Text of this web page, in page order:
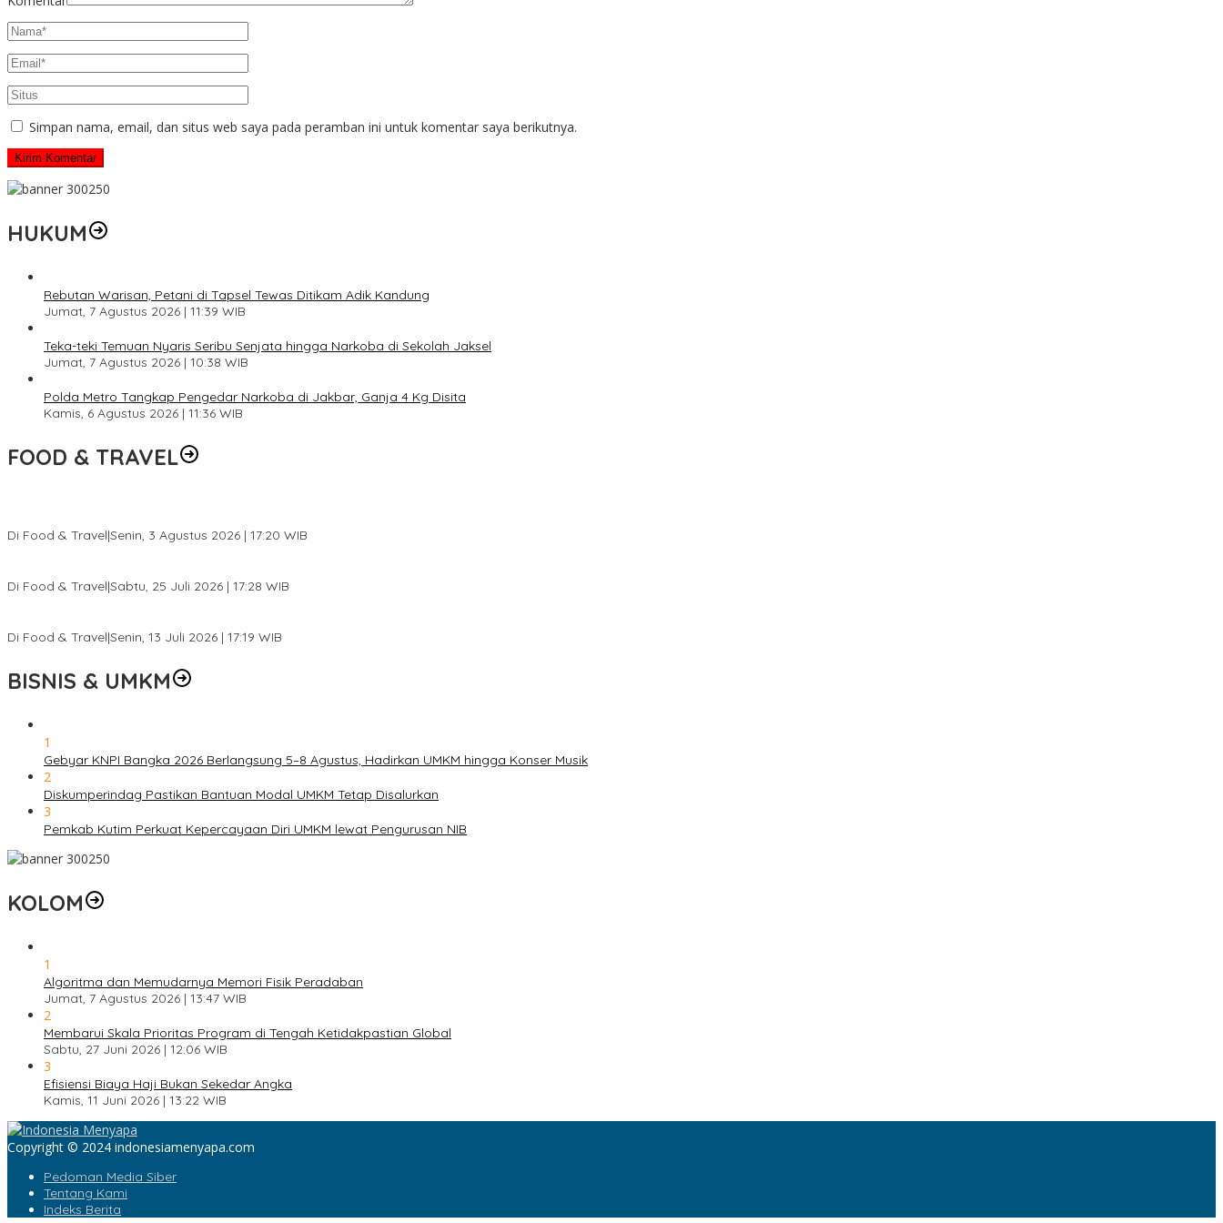
Simpan nama, email, dan situs web saya pada peramban ini untuk komentar saya berikutnya.
HUKUM
Rebutan Warisan, Petani di Tapsel Tewas Ditikam Adik Kandung
Jumat, 7 Agustus 2026 | 11:39 WIB
Teka-teki Temuan Nyaris Seribu Senjata hingga Narkoba di Sekolah Jaksel
Jumat, 7 Agustus 2026 | 10:38 WIB
Polda Metro Tangkap Pengedar Narkoba di Jakbar, Ganja 4 Kg Disita
Kamis, 6 Agustus 2026 | 11:36 WIB
FOOD & TRAVEL
Di Food & Travel|Senin, 3 Agustus 2026 | 17:20 WIB
Di Food & Travel|Sabtu, 25 Juli 2026 | 17:28 WIB
Di Food & Travel|Senin, 13 Juli 2026 | 17:19 WIB
BISNIS & UMKM
1
Gebyar KNPI Bangka 2026 Berlangsung 5–8 Agustus, Hadirkan UMKM hingga Konser Musik
2
Diskumperindag Pastikan Bantuan Modal UMKM Tetap Disalurkan
3
Pemkab Kutim Perkuat Kepercayaan Diri UMKM lewat Pengurusan NIB
KOLOM
1
Algoritma dan Memudarnya Memori Fisik Peradaban
Jumat, 7 Agustus 2026 | 13:47 WIB
2
Membarui Skala Prioritas Program di Tengah Ketidakpastian Global
Sabtu, 27 Juni 2026 | 12:06 WIB
3
Efisiensi Biaya Haji Bukan Sekedar Angka
Kamis, 11 Juni 2026 | 13:22 WIB
Copyright © 2024 indonesiamenyapa.com
Pedoman Media Siber
Tentang Kami
Indeks Berita